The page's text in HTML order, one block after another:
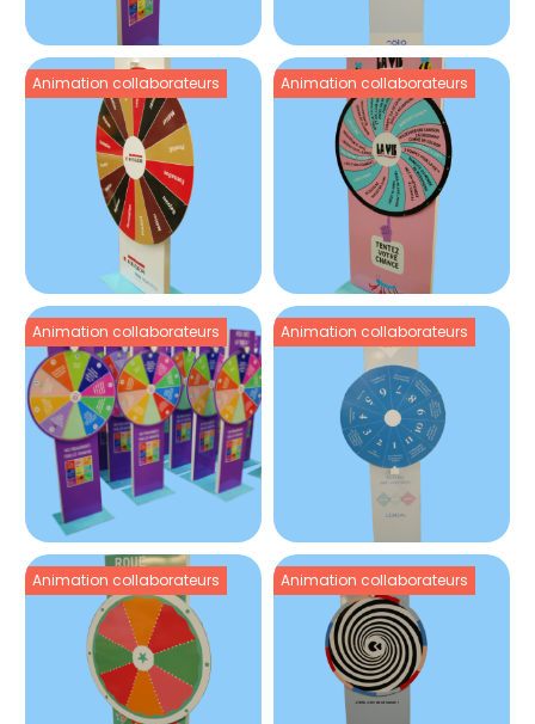
Animation collaborateurs Animation collaborateurs
Animation collaborateurs Animation collaborateurs
Animation collaborateurs Animation collaborateurs